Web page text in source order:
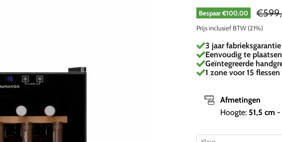
Bespaar€100,00
Prijs inclusief BTW (21%)
3 jaar fabrieksgarantie
Eenvoudig te
Geïntegreerde
1 zone voor 15 flessen
Afmetingen
Hoogte: 51,5 cm -